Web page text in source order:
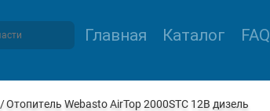
Главная Каталог FAQ
Отопитель Webasto AirTop 2000STC 12В дизель